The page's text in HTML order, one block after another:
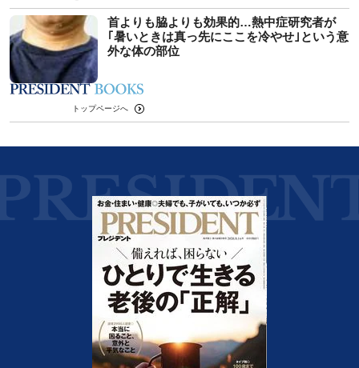
首よりも脇よりも効果的…熱中症研究者が
｢暑いときは真っ先にここを冷やせ｣という意
外な体の部位
トップページへ